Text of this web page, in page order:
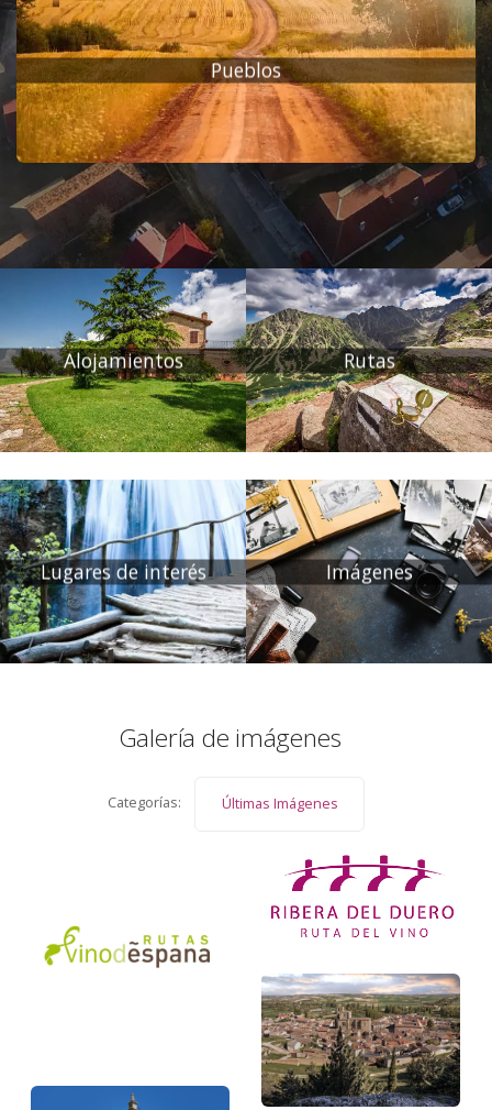
Pueblos
Alojamientos Rutas
Lugares de interés Imágenes
Galería de imágenes
Categorías: Últimas Imágenes